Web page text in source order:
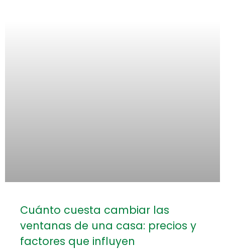
Cuánto cuesta cambiar las
ventanas de una casa: precios y
factores que influyen